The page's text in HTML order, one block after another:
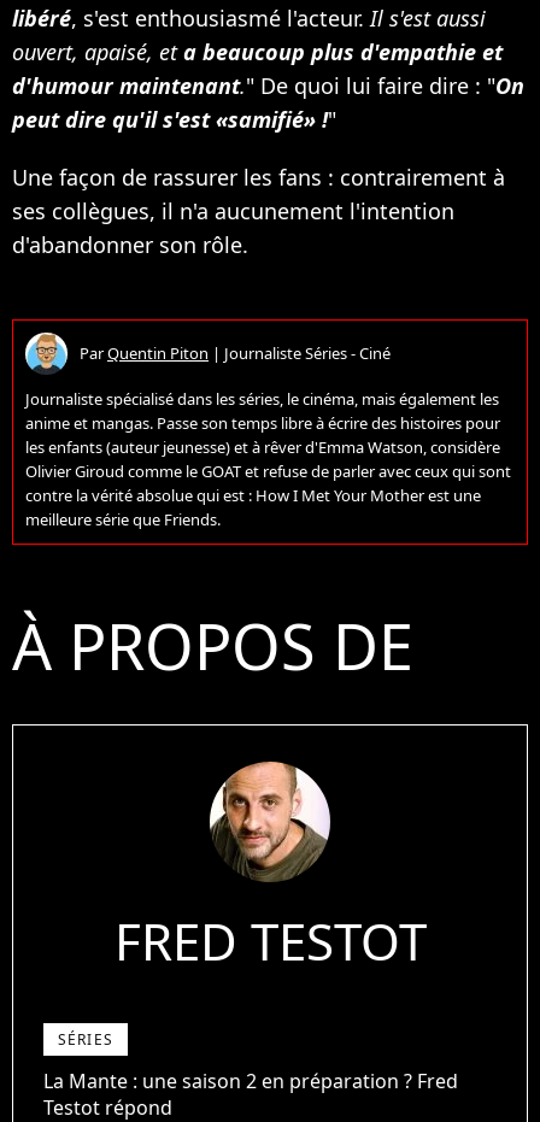
libéré, s'est enthousiasmé l'acteur. Il s'est aussi
ouvert, apaisé, eta beaucoup plus d'empathie et
d'humour maintenant." De quoi lui faire dire : "On
peut dire qu'il s'est «samifié» !"
Une façon de rassurer les fans : contrairement à
ses collègues, il n'a aucunement l'intention
d'abandonner son rôle.
ParQuentin Piton | Journaliste Séries - Ciné
Journaliste spécialisé dans les séries, le cinéma, mais également les
anime et mangas. Passe son temps libre à écrire des histoires pour
les enfants (auteur jeunesse) et à rêver d'Emma Watson, considère
Olivier Giroud comme le GOAT et refuse de parler avec ceux qui sont
contre la vérité absolue qui est : How I Met Your Mother est une
meilleure série que Friends.
À PROPOS DE
FRED TESTOT
SÉRIES
La Mante : une saison 2 en préparation ? Fred
Testot répond